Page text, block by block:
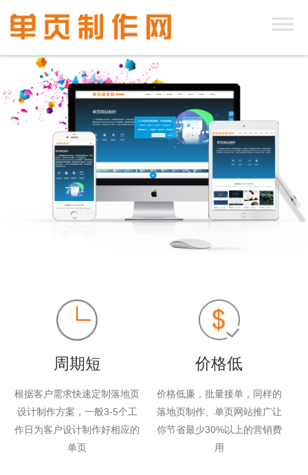
周期短
根据客户需求快速定制落地页
设计制作方案，一般3-5个工
作日为客户设计制作好相应的
单页
价格低
价格低廉，批量接单，同样的
落地页制作、单页网站推广让
你节省最少30%以上的营销费
用